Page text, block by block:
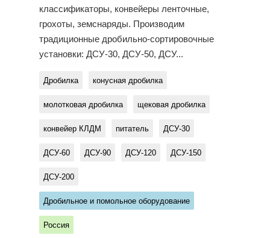
классификаторы, конвейеры ленточные,
грохоты, земснаряды. Производим
традиционные дробильно-сортировочные
установки: ДСУ-30, ДСУ-50, ДСУ...
Дробилка конусная дробилка
молотковая дробилка щековая дробилка
конвейер КЛДМ питатель ДСУ-30
ДСУ-60 ДСУ-90 ДСУ-120 ДСУ-150
ДСУ-200
Дробильное и помольное оборудование
Россия